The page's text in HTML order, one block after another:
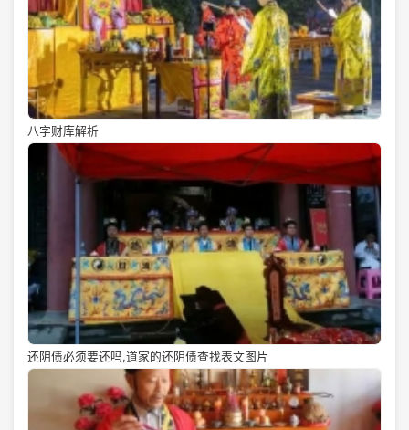
八字财库解析
还阴债必须要还吗,道家的还阴债查找表文图片